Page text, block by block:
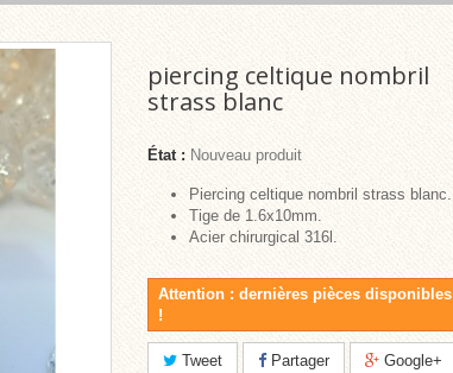
piercing celtique nombril
strass blanc
État : Nouveau produit
Piercing celtique nombril strass blanc.
Tige de 1.6x10mm.
Acier chirurgical 316l.
Attention : dernières pièces disponibles
!
Tweet Partager Google+